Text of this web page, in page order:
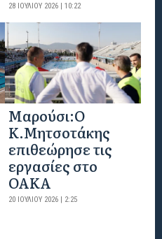
28 ΙΟΥΛΊΟΥ 2026 | 10:22
Μαρούσι:Ο
Κ.Μητσοτάκης
επιθεώρησε τις
εργασίες στο
ΟΑΚΑ
20 ΙΟΥΛΊΟΥ 2026 | 2:25